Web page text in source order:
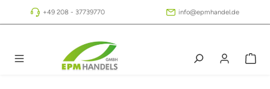
Zum Hauptinhalt springen
+49 208 - 37739770 info@epmhandel.de